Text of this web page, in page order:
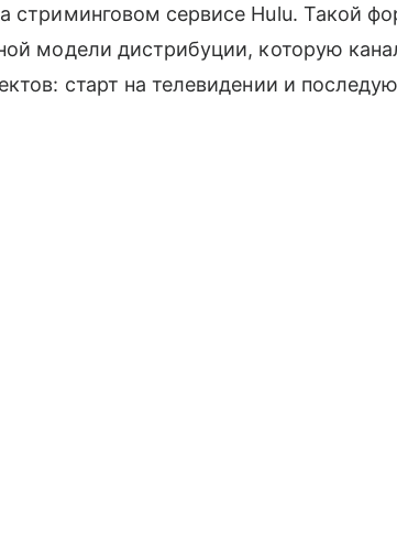
стриминговом сервисе Hulu. Такой
модели дистрибуции, которую
старт на телевидении и